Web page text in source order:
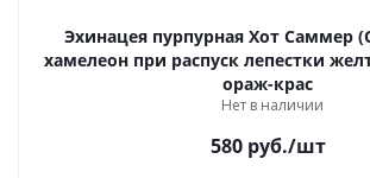
Эхинацея пурпурная Хот Саммер
хамелеон при распуск лепестки
ораж-крас
Нет в наличии
580руб./шт